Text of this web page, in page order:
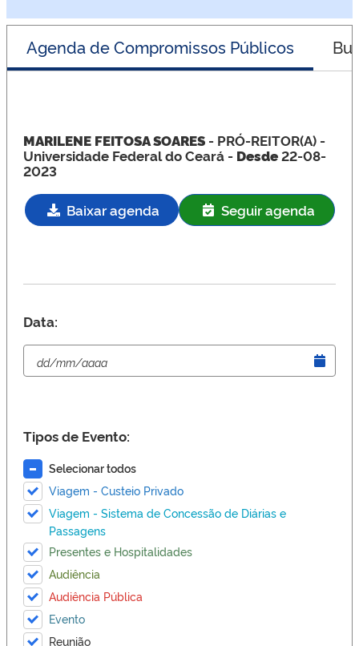
Agenda de Compromissos Públicos
MARILENE FEITOSA SOARES - PRÓ-REITOR(A) -
Universidade Federal do Ceará - Desde22-08-
2023
Baixar agenda Seguir agenda
Data:
Tipos de Evento:
Selecionar todos
Viagem - Custeio Privado
Viagem - Sistema de Concessão de Diárias e
Passagens
Presentes e Hospitalidades
Audiência
Audiência Pública
Evento
Reunião